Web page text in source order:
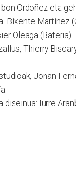
Ordoñez eta
Bixente Martinez
Oleaga (Bateria).
Thierry
Jonan
diseinua: Iurre